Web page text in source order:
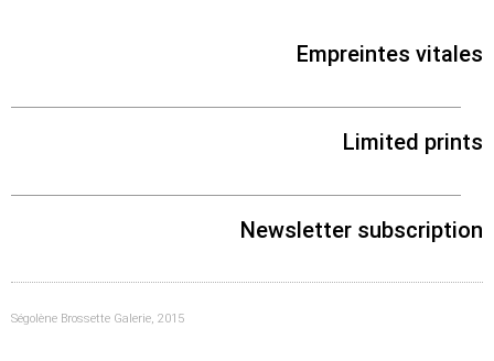
Empreintes vitales
Limited prints
Newsletter subscription
Ségolène Brossette Galerie, 2015